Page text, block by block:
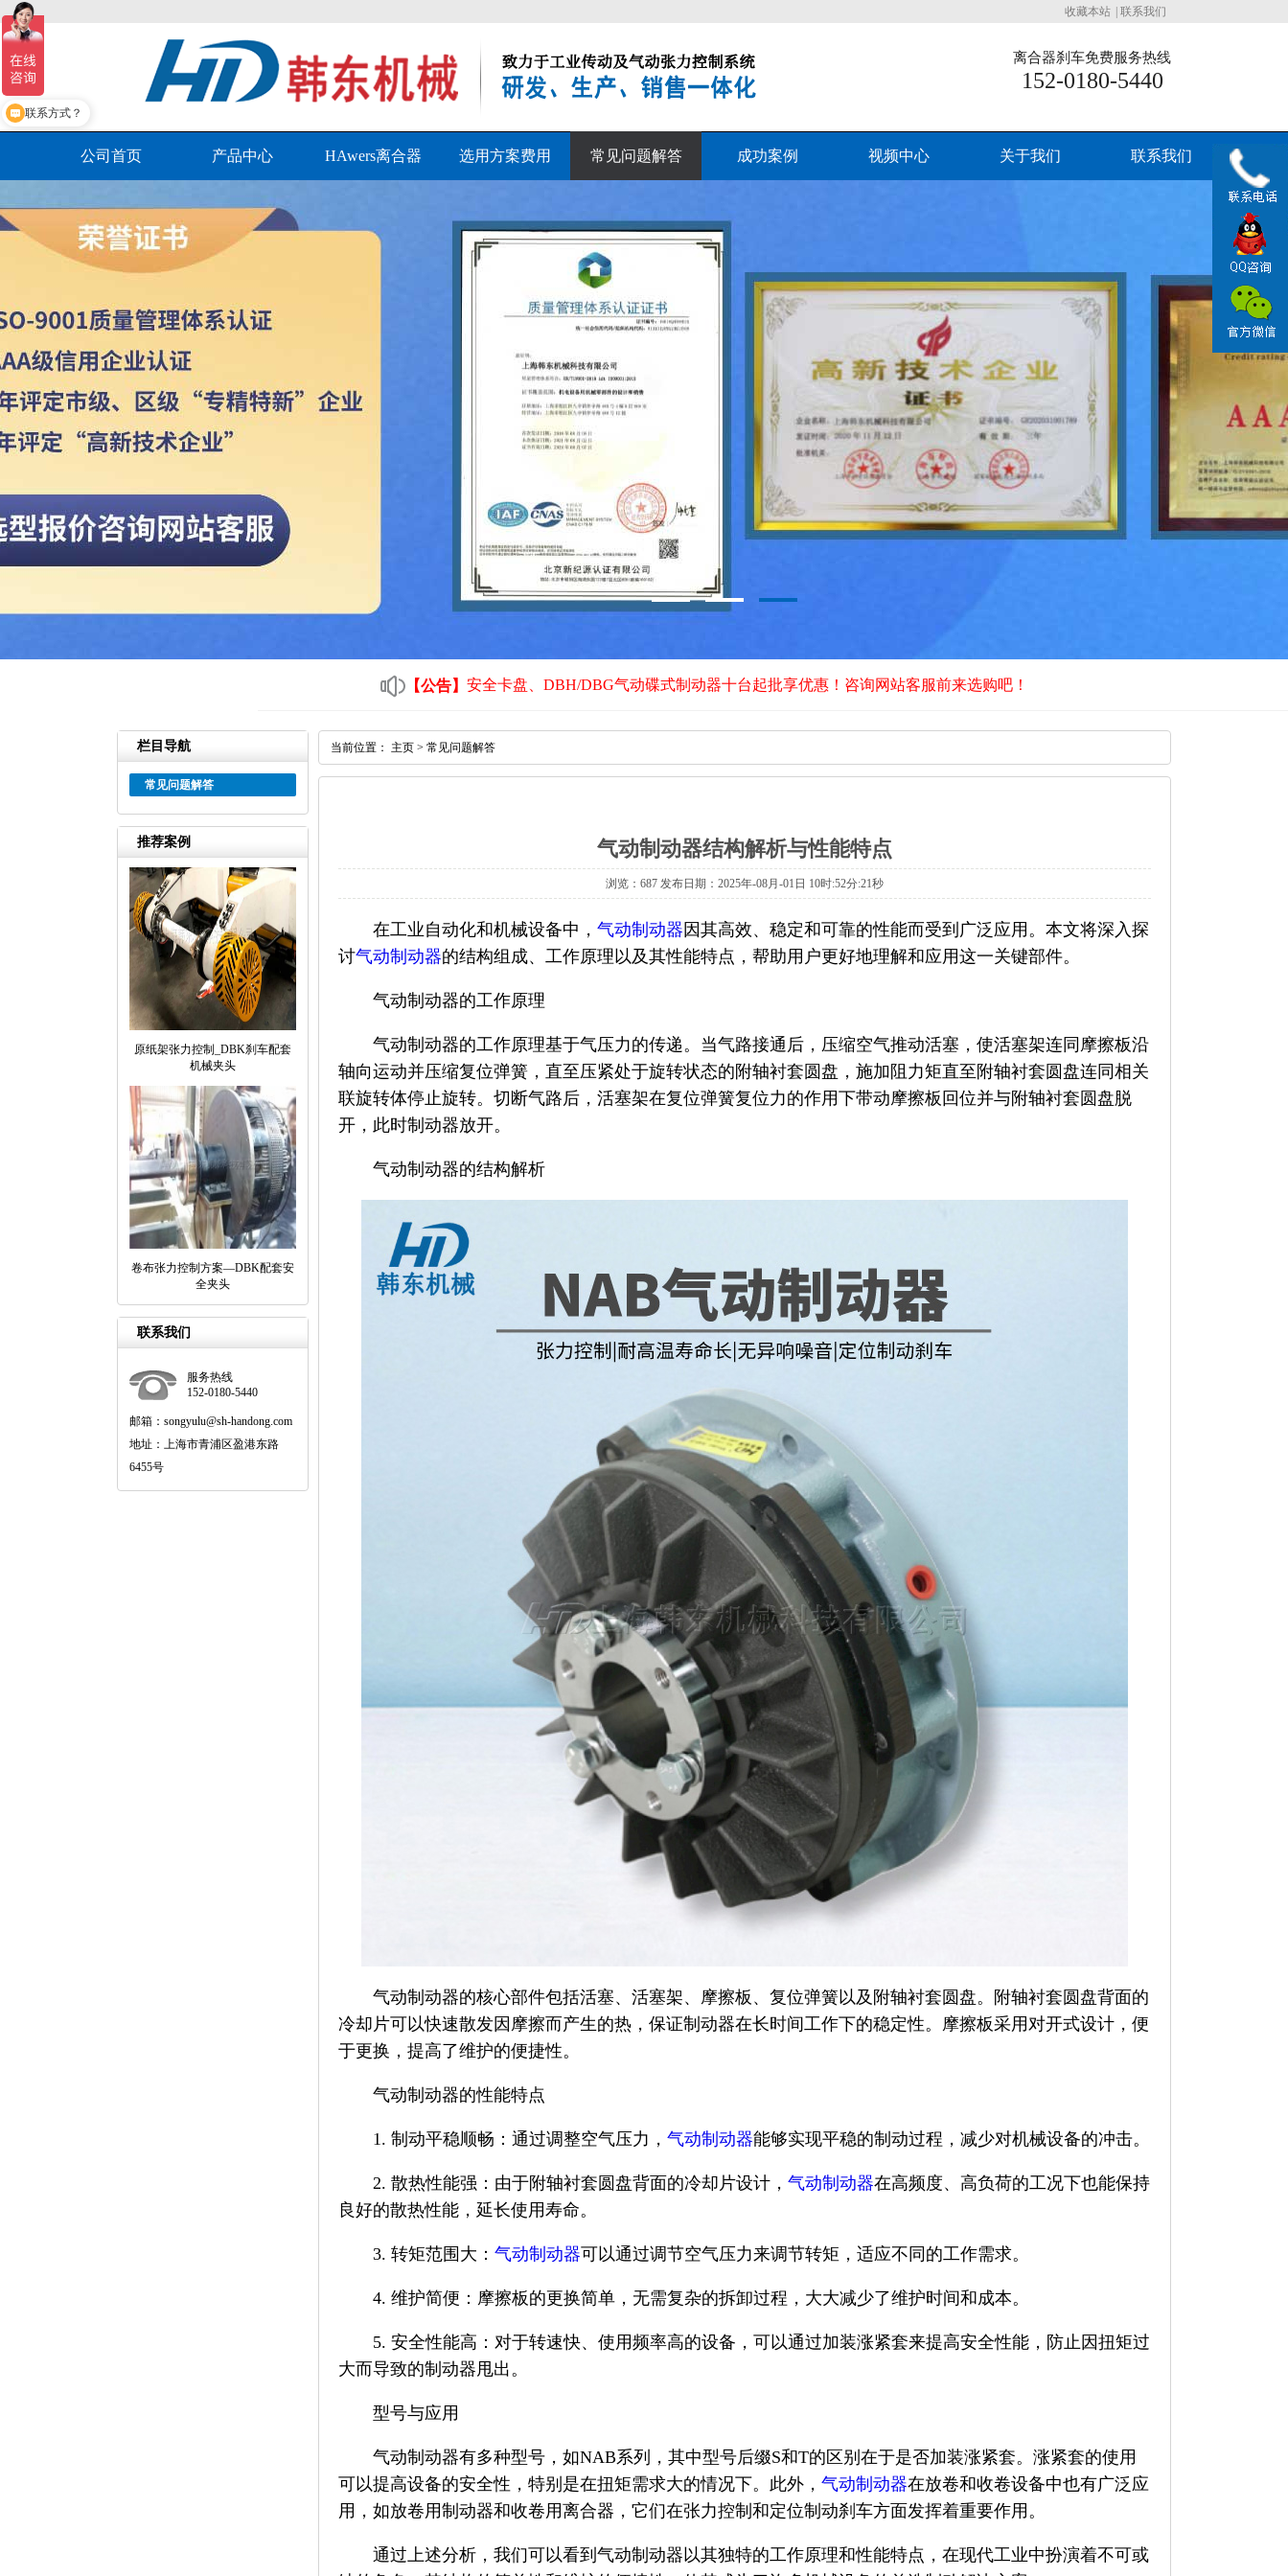
收藏本站 联系我们
离合器刹车免费服务热线
152-0180-5440
公司首页 产品中心 HAwers离合器 选用方案费用 常见问题解答 成功案例 视频中心 关于我们 联系我们
【公告】 安全卡盘、DBH/DBG气动碟式制动器十台起批享优惠！咨询网站客服前来选购吧！
栏目导航
常见问题解答
推荐案例
原纸架张力控制_DBK刹车配套
机械夹头
卷布张力控制方案—DBK配套安
全夹头
联系我们
服务热线
152-0180-5440
邮箱：songyulu@sh-handong.com
地址：上海市青浦区盈港东路
6455号
当前位置： 主页 > 常见问题解答
气动制动器结构解析与性能特点
浏览： 687 发布日期：2025年-08月-01日 10时:52分:21秒
在工业自动化和机械设备中， 气动制动器 因其高效、稳定和可靠的性能而受到广泛应用。本文将深入探
讨气动制动器的结构组成、工作原理以及其性能特点，帮助用户更好地理解和应用这一关键部件。
气动制动器的工作原理
气动制动器的工作原理基于气压力的传递。当气路接通后，压缩空气推动活塞，使活塞架连同摩擦板沿
轴向运动并压缩复位弹簧，直至压紧处于旋转状态的附轴衬套圆盘，施加阻力矩直至附轴衬套圆盘连同相关
联旋转体停止旋转。切断气路后，活塞架在复位弹簧复位力的作用下带动摩擦板回位并与附轴衬套圆盘脱
开，此时制动器放开。
气动制动器的结构解析
气动制动器的核心部件包括活塞、活塞架、摩擦板、复位弹簧以及附轴衬套圆盘。附轴衬套圆盘背面的
冷却片可以快速散发因摩擦而产生的热，保证制动器在长时间工作下的稳定性。摩擦板采用对开式设计，便
于更换，提高了维护的便捷性。
气动制动器的性能特点
1. 制动平稳顺畅：通过调整空气压力， 气动制动器能够实现平稳的制动过程，减少对机械设备的冲击。
2. 散热性能强：由于附轴衬套圆盘背面的冷却片设计， 气动制动器在高频度、高负荷的工况下也能保持
良好的散热性能，延长使用寿命。
3. 转矩范围大： 气动制动器可以通过调节空气压力来调节转矩，适应不同的工作需求。
4. 维护简便：摩擦板的更换简单，无需复杂的拆卸过程，大大减少了维护时间和成本。
5. 安全性能高：对于转速快、使用频率高的设备，可以通过加装涨紧套来提高安全性能，防止因扭矩过
大而导致的制动器甩出。
型号与应用
气动制动器有多种型号，如NAB系列，其中型号后缀S和T的区别在于是否加装涨紧套。涨紧套的使用
可以提高设备的安全性，特别是在扭矩需求大的情况下。此外， 气动制动器在放卷和收卷设备中也有广泛应
用，如放卷用制动器和收卷用离合器，它们在张力控制和定位制动刹车方面发挥着重要作用。
通过上述分析，我们可以看到气动制动器以其独特的工作原理和性能特点，在现代工业中扮演着不可或
联系方式？
怎么选型？